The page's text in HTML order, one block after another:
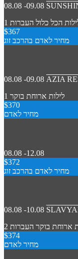
08.08 -09.08
הכל כלול העברות
$367
מחיר לאדם בהרכב זוג
08.08 -09.08 AZIA
1 לילות ארוחת בוקר
$370
מחיר לאדם
08.08 -12.08
$372
מחיר לאדם בהרכב זוג
08.08 -10.08
ארוחת בוקר העברות
$374
מחיר לאדם